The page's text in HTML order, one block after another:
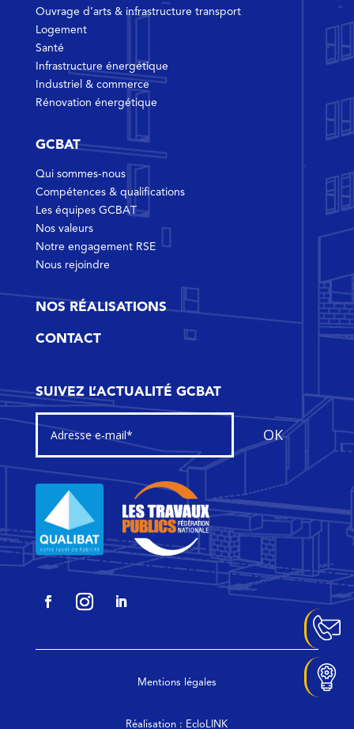
Ouvrage d’arts & infrastructure transport
Logement
Santé
Infrastructure énergétique
Industriel & commerce
Rénovation énergétique
GCBAT
Qui sommes-nous
Compétences & qualifications
Les équipes GCBAT
Nos valeurs
Notre engagement RSE
Nous rejoindre
NOS RÉALISATIONS
CONTACT
SUIVEZ L’ACTUALITÉ GCBAT
OK
Mentions légales
Réalisation : EcloLINK